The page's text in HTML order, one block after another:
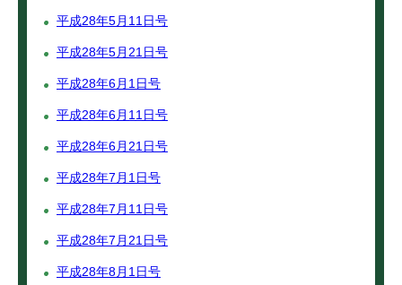
平成28年5月11日号
平成28年5月21日号
平成28年6月1日号
平成28年6月11日号
平成28年6月21日号
平成28年7月1日号
平成28年7月11日号
平成28年7月21日号
平成28年8月1日号